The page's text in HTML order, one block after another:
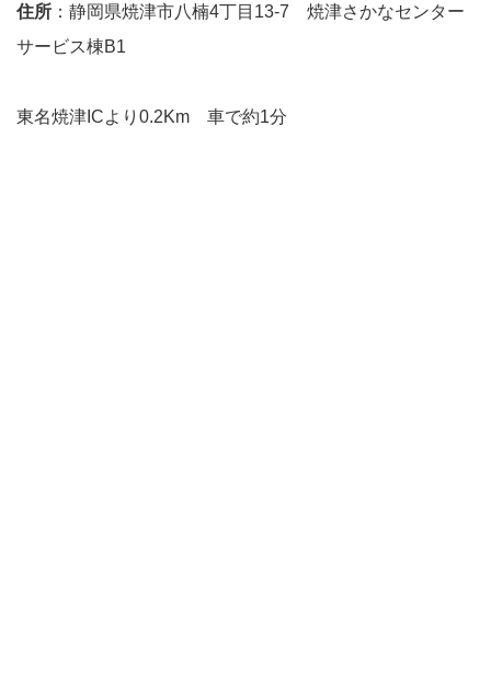
住所 ：静岡県焼津市八楠4丁目13-7 焼津さかなセンター
サービス棟B1
東名焼津ICより0.2Km 車で約1分